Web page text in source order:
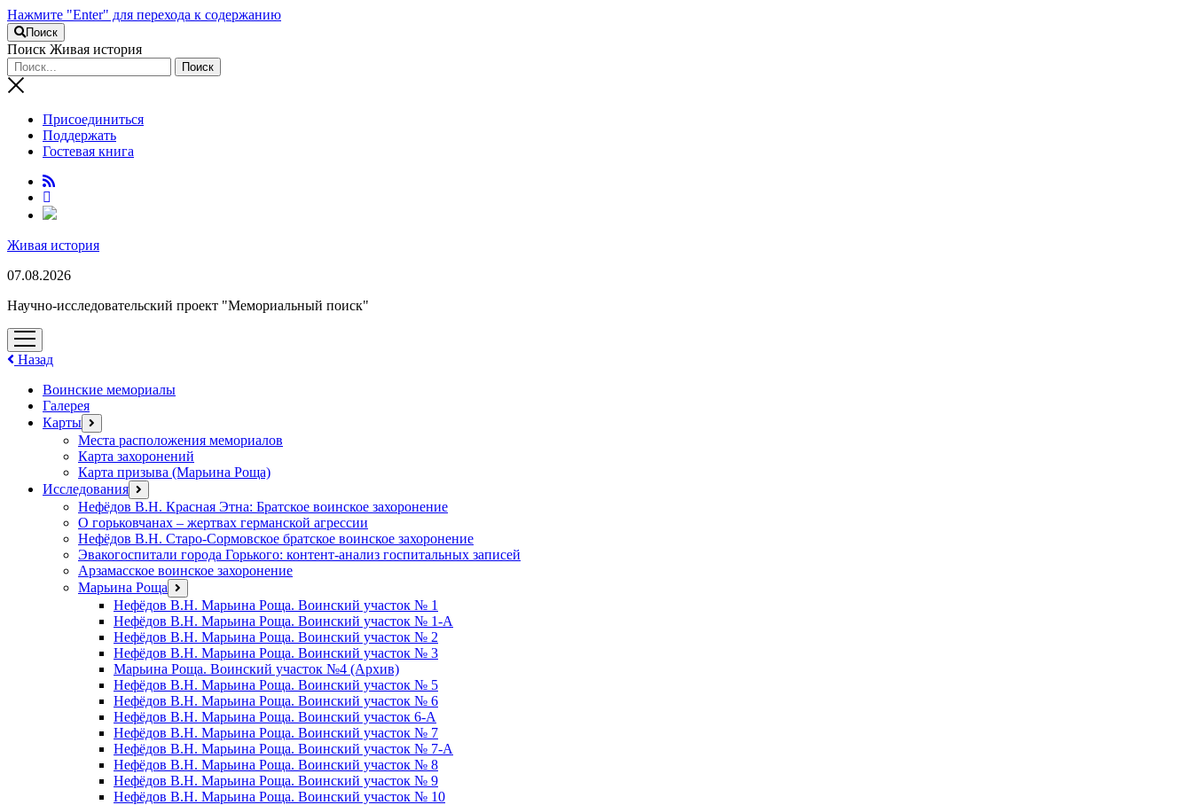
Нажмите "Enter" для перехода к содержанию
Поиск
Поиск Живая история
Присоединиться
Поддержать
Гостевая книга
RuTube
Живая история
07.08.2026
Научно-исследовательский проект "Мемориальный поиск"
открыть
меню
Назад
Воинские мемориалы
Галерея
Карты открыть
меню
Места расположения мемориалов
Карта захоронений
Карта призыва (Марьина Роща)
Исследования открыть
меню
Нефёдов В.Н. Красная Этна: Братское воинское захоронение
О горьковчанах – жертвах германской агрессии
Нефёдов В.Н. Старо-Сормовское братское воинское захоронение
Эвакогоспитали города Горького: контент-анализ госпитальных записей
Арзамасское воинское захоронение
Марьина Роща открыть
меню
Нефёдов В.Н. Марьина Роща. Воинский участок № 1
Нефёдов В.Н. Марьина Роща. Воинский участок № 1-А
Нефёдов В.Н. Марьина Роща. Воинский участок № 2
Нефёдов В.Н. Марьина Роща. Воинский участок № 3
Марьина Роща. Воинский участок №4 (Архив)
Нефёдов В.Н. Марьина Роща. Воинский участок № 5
Нефёдов В.Н. Марьина Роща. Воинский участок № 6
Нефёдов В.Н. Марьина Роща. Воинский участок 6-А
Нефёдов В.Н. Марьина Роща. Воинский участок № 7
Нефёдов В.Н. Марьина Роща. Воинский участок № 7-А
Нефёдов В.Н. Марьина Роща. Воинский участок № 8
Нефёдов В.Н. Марьина Роща. Воинский участок № 9
Нефёдов В.Н. Марьина Роща. Воинский участок № 10